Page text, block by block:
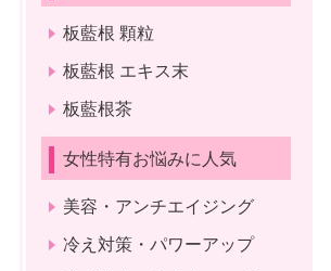
板藍根 顆粒
板藍根 エキス末
板藍根茶
女性特有お悩みに人気
美容・アンチエイジング
冷え対策・パワーアップ